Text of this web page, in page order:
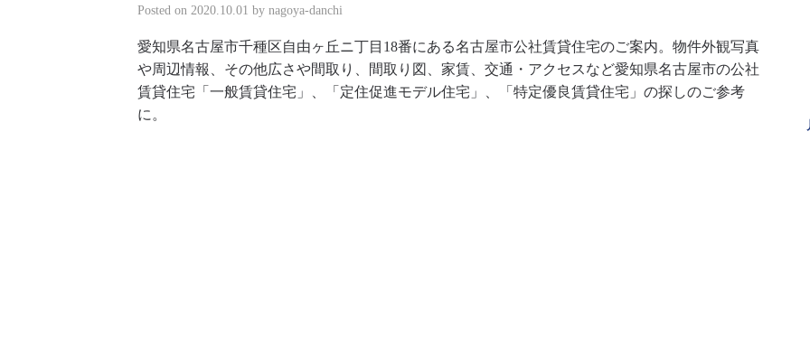
Posted on 2020.10.01 by nagoya-danchi
愛知県名古屋市千種区自由ヶ丘ニ丁目18番にある名古屋市公社賃貸住宅のご案内。物件外観写真
や周辺情報、その他広さや間取り、間取り図、家賃、交通・アクセスなど愛知県名古屋市の公社
賃貸住宅「一般賃貸住宅」、「定住促進モデル住宅」、「特定優良賃貸住宅」の探しのご参考
に。